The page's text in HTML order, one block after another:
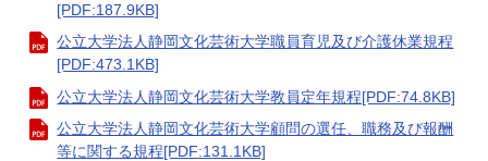
[PDF:187.9KB]
公立大学法人静岡文化芸術大学職員育児及び介護休業規程
[PDF:473.1KB]
公立大学法人静岡文化芸術大学教員定年規程[PDF:74.8KB]
公立大学法人静岡文化芸術大学顧問の選任、職務及び報酬
等に関する規程[PDF:131.1KB]